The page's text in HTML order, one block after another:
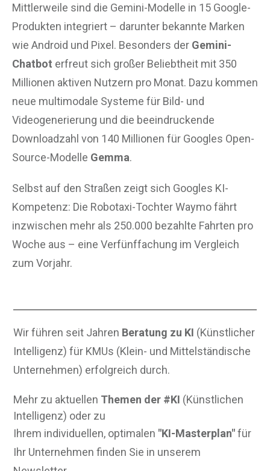
Mittlerweile sind die Gemini-Modelle in 15 Google-
Produkten integriert – darunter bekannte Marken
wie Android und Pixel. Besonders der Gemini-
Chatbot erfreut sich großer Beliebtheit mit 350
Millionen aktiven Nutzern pro Monat. Dazu kommen
neue multimodale Systeme für Bild- und
Videogenerierung und die beeindruckende
Downloadzahl von 140 Millionen für Googles Open-
Source-Modelle Gemma.
Selbst auf den Straßen zeigt sich Googles KI-
Kompetenz: Die Robotaxi-Tochter Waymo fährt
inzwischen mehr als 250.000 bezahlte Fahrten pro
Woche aus – eine Verfünffachung im Vergleich
zum Vorjahr.
Wir führen seit Jahren Beratung zu KI (Künstlicher
Intelligenz) für KMUs (Klein- und Mittelständische
Unternehmen) erfolgreich durch.
Mehr zu aktuellen Themen der #KI (Künstlichen
Intelligenz) oder zu
Ihrem individuellen, optimalen "KI-Masterplan"für
Ihr Unternehmen finden Sie in unserem